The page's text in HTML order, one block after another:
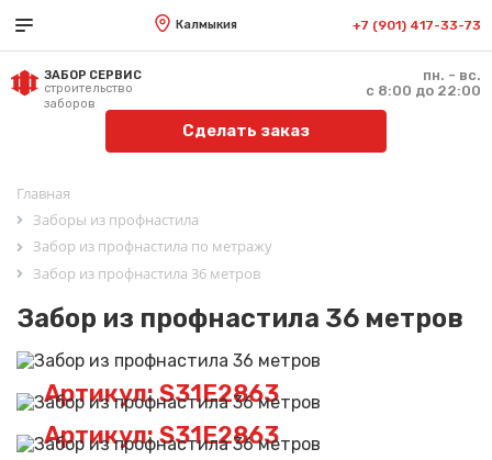
Калмыкия +7 (901) 417-33-73
ЗАБОР СЕРВИС
строительство
заборов
пн. - вс.
с 8:00 до 22:00
Сделать заказ
Главная
Заборы из профнастила
Забор из профнастила по метражу
Забор из профнастила 36 метров
Забор из профнастила 36 метров
Артикул: S31E2863
Артикул: S31E2863